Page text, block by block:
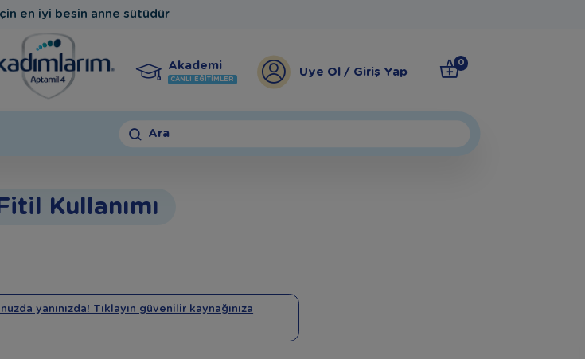
en iyi besin anne sütüdür
Akademi
CANLI EĞITIMLER
Üye Ol / Giriş Yap
0
Ara
Kullanımı
yanınızda! Tıklayın güvenilir kaynağınıza